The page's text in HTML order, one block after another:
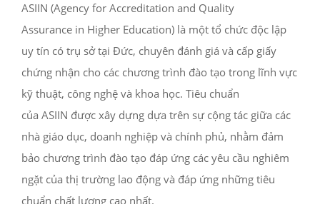
ASIIN (Agency for Accreditation and Quality
Assurance in Higher Education) là một tổ chức độc lập
uy tín có trụ sở tại Đức, chuyên đánh giá và cấp giấy
chứng nhận cho các chương trình đào tạo trong lĩnh vực
kỹ thuật, công nghệ và khoa học. Tiêu chuẩn
của ASIIN được xây dựng dựa trên sự cộng tác giữa các
nhà giáo dục, doanh nghiệp và chính phủ, nhằm đảm
bảo chương trình đào tạo đáp ứng các yêu cầu nghiêm
ngặt của thị trường lao động và đáp ứng những tiêu
chuẩn chất lượng cao nhất.